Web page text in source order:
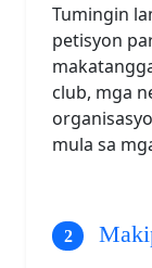
Tumingin
petisyon
club, mga
mula sa